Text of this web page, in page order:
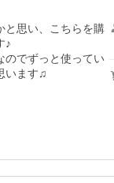
と思い、こちらを購
♪
のでずっと使ってい
います♫